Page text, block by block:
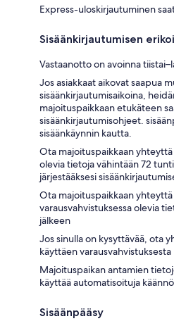
Express-uloskirjautuminen
Sisäänkirjautumisen
Vastaanotto on avoinna
Jos asiakkaat aikovat saapua
sisäänkirjautumisaikoina,
majoituspaikkaan etukäteen
sisäänkirjautumisohjeet.
sisäänkäynnin kautta.
Ota majoituspaikkaan
olevia tietoja vähintään 72
järjestääksesi
Ota majoituspaikkaan
varausvahvistuksessa olevia
jälkeen
Jos sinulla on kysyttävää, ota
käyttäen
Majoituspaikan antamien
käyttää automatisoituja
Sisäänpääsy